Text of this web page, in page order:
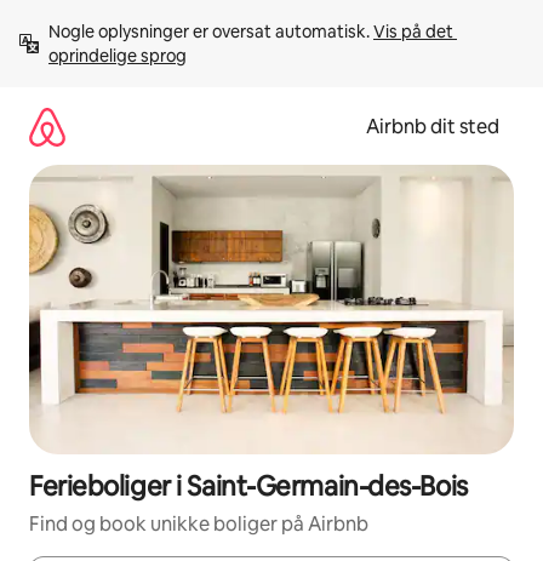
videre
Nogle oplysninger er oversat automatisk. Vis på det
oprindelige sprog
Airbnb dit sted
Ferieboliger i Saint-Germain-des-Bois
Find og book unikke boliger på Airbnb